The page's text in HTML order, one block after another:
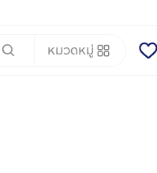
หมวดหมู่